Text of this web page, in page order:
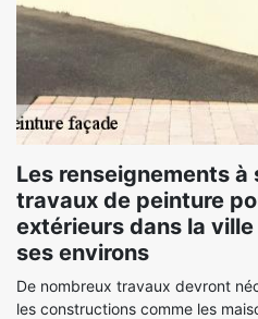
Les renseignements à
travaux de peinture
extérieurs dans la
ses environs
De nombreux travaux devront
les constructions comme les